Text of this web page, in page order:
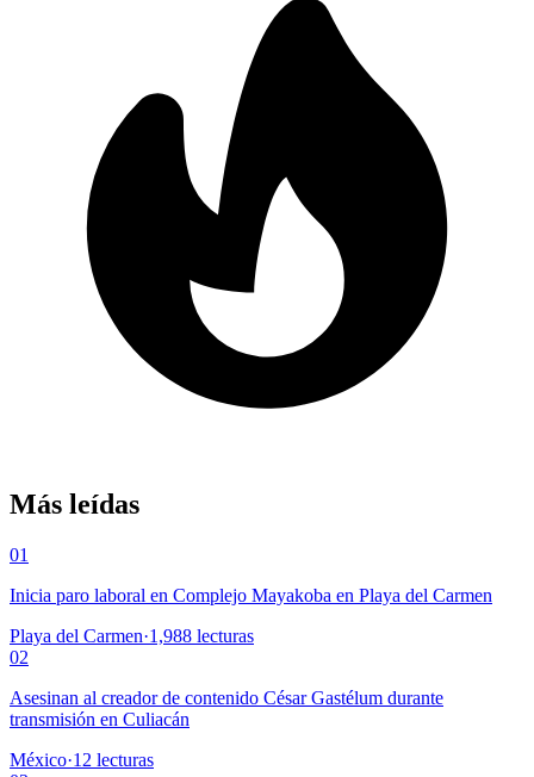
Más leídas
01
Inicia paro laboral en Complejo Mayakoba en Playa del Carmen
Playa del Carmen·1,988 lecturas
02
Asesinan al creador de contenido César Gastélum durante
transmisión en Culiacán
México·12 lecturas